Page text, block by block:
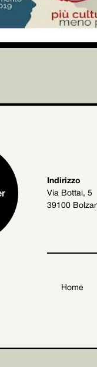
Indirizzo
Via Bottai, 5
39100
Home